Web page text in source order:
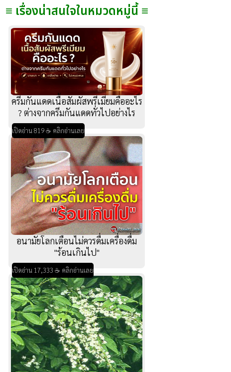
≡ เรื่องน่าสนใจในหมวดหมู่นี้ ≡
ครีมกันแดดเนื้อสัมผัสพรีเมียมคืออะไร
? ต่างจากครีมกันแดดทั่วไปอย่างไร
เปิดอ่าน 819 ☕ คลิกอ่านเลย
อนามัยโลกเตือนไม่ควรดื่มเครื่องดื่ม
"ร้อนเกินไป"
เปิดอ่าน 17,333 ☕ คลิกอ่านเลย